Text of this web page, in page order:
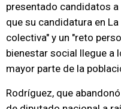
presentado candidatos
que su candidatura en
colectiva" y un "reto
bienestar social llegue a
mayor parte de la
Rodríguez, que